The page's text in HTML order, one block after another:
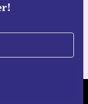
refurbed